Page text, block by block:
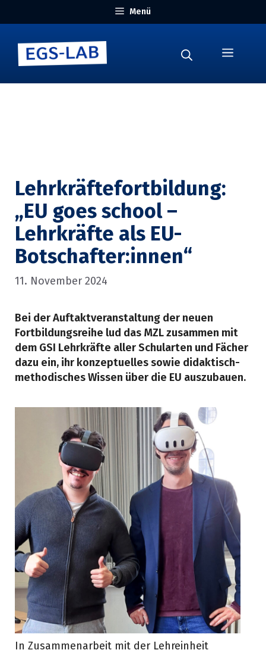
Inhalt
Menü
Menü
Lehrkräftefortbildung:
„EU goes school –
Lehrkräfte als EU-
Botschafter:innen“
11. November 2024
Bei der Auftaktveranstaltung der neuen
Fortbildungsreihe lud das MZL zusammen mit
dem GSI Lehrkräfte aller Schularten und Fächer
dazu ein, ihr konzeptuelles sowie didaktisch-
methodisches Wissen über die EU auszubauen.
In Zusammenarbeit mit der Lehreinheit